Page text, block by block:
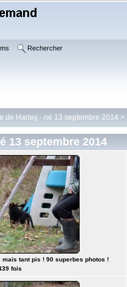
Rechercher
de Harley - né 13 septembre 2014>
13 septembre 2014
mais tant pis ! 90 superbes photos !
fois